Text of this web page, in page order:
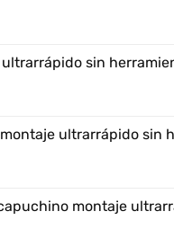
sin
ultrarrápido sin
montaje